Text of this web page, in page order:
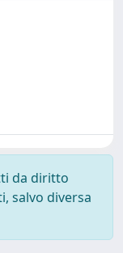
da diritto
salvo diversa